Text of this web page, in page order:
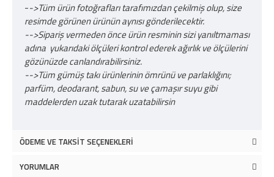
-->Tüm ürün fotoğrafları tarafımızdan çekilmiş olup, size
resimde görünen ürünün aynısı gönderilecektir.
-->Sipariş vermeden önce ürün resminin sizi yanıltmaması
adına yukarıdaki ölçüleri kontrol ederek ağırlık ve ölçülerini
gözünüzde canlandırabilirsiniz.
-->Tüm gümüş takı ürünlerinin ömrünü ve parlaklığını;
parfüm, deodarant, sabun, su ve çamaşır suyu gibi
maddelerden uzak tutarak uzatabilirsin
ÖDEME VE TAKSIT SEÇENEKLERI
YORUMLAR